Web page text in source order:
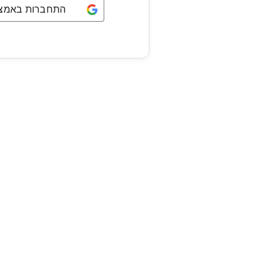
התחברות